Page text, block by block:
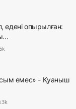
опырылған:
емес» - Қуаныш